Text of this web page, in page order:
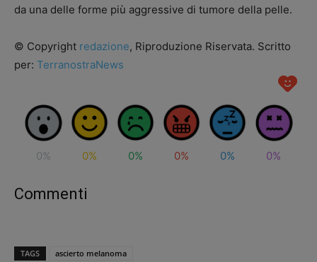
da una delle forme più aggressive di tumore della pelle.
© Copyright redazione, Riproduzione Riservata. Scritto
per: TerranostraNews
0% 0% 0% 0% 0% 0%
Commenti
TAGS ascierto melanoma